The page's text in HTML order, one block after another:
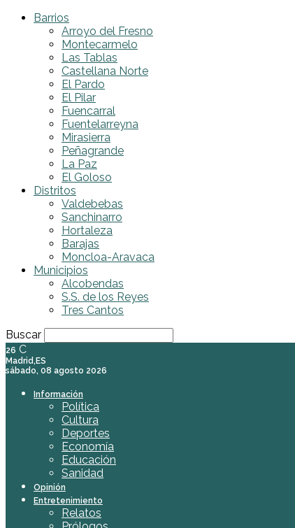
Barrios
Arroyo del Fresno
Montecarmelo
Las Tablas
Castellana Norte
El Pardo
El Pilar
Fuencarral
Fuentelarreyna
Mirasierra
Peñagrande
La Paz
El Goloso
Distritos
Valdebebas
Sanchinarro
Hortaleza
Barajas
Moncloa-Aravaca
Municipios
Alcobendas
S.S. de los Reyes
Tres Cantos
Buscar
26 C
Madrid,ES
sábado, 08 agosto 2026
Información
Política
Cultura
Deportes
Economía
Educación
Sanidad
Opinión
Entretenimiento
Relatos